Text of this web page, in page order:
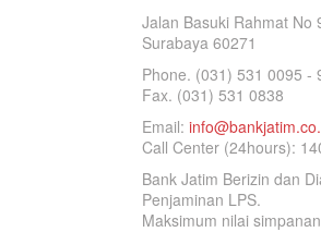
Jalan Basuki Rahmat No
Surabaya 60271
Phone. (031) 531 0095 -
Fax. (031) 531 0838
Email:
Call Center (24hours):
Bank Jatim Berizin dan
Penjaminan LPS.
Maksimum nilai